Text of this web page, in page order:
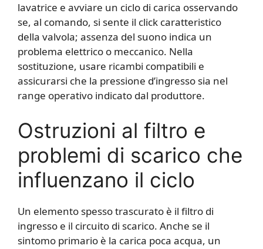
lavatrice e avviare un ciclo di carica osservando
se, al comando, si sente il click caratteristico
della valvola; assenza del suono indica un
problema elettrico o meccanico. Nella
sostituzione, usare ricambi compatibili e
assicurarsi che la pressione d’ingresso sia nel
range operativo indicato dal produttore.
Ostruzioni al filtro e
problemi di scarico che
influenzano il ciclo
Un elemento spesso trascurato è il filtro di
ingresso e il circuito di scarico. Anche se il
sintomo primario è la carica poca acqua, un